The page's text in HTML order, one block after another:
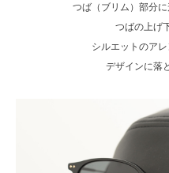
つば（ブリム）部分に
つばの上げ
シルエットのア
デザインに落